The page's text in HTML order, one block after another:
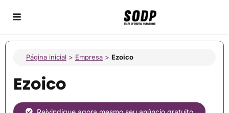
Página inicial > Empresa > Ezoico
Ezoico